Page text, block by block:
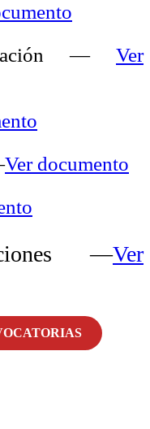
— Ver
Ver documento
—Ver